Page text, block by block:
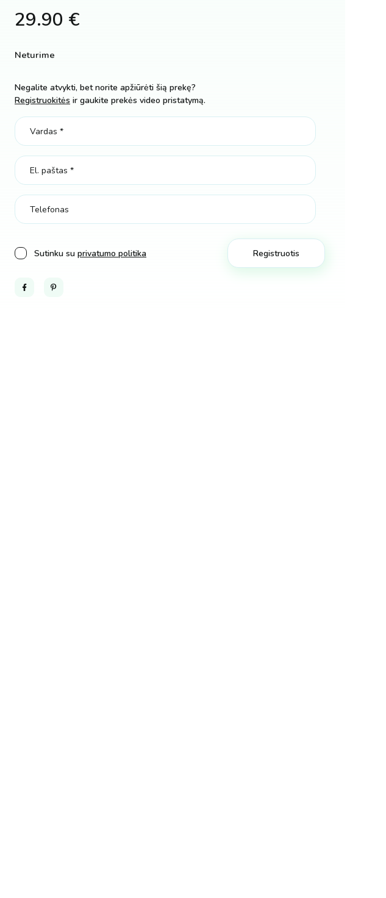
29.90 €
Neturime
Negalite atvykti, bet norite apžiūrėti šią prekę?
Registruokitės ir gaukite prekės video pristatymą.
Sutinku su privatumo politika
FacebookPinterest